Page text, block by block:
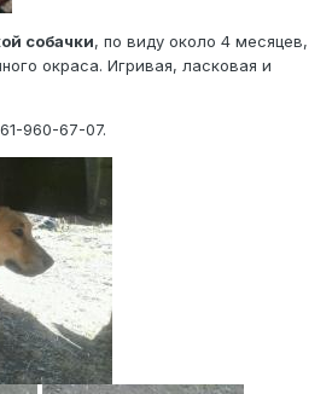
собачки, по виду около 4 месяцев,
окраса. Игривая, ласковая и
960-67-07.